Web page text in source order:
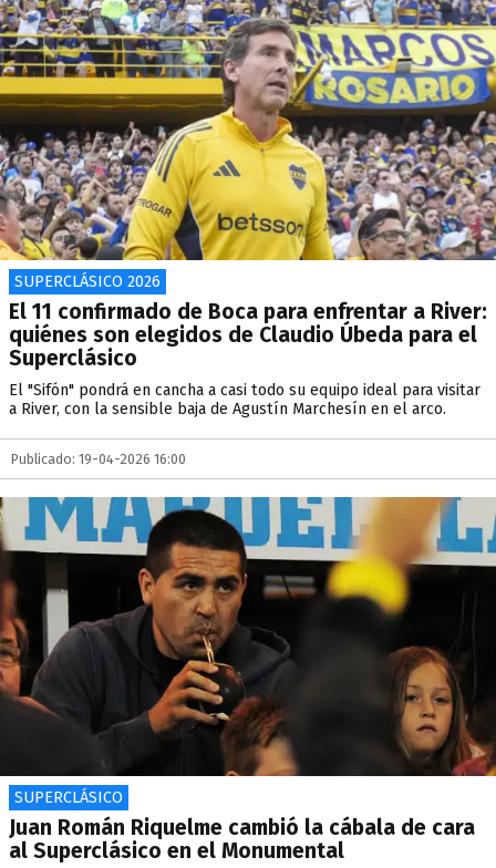
SUPERCLÁSICO 2026
El 11 confirmado de Boca para enfrentar a River:
quiénes son elegidos de Claudio Úbeda para el
Superclásico
El "Sifón" pondrá en cancha a casi todo su equipo ideal para visitar
a River, con la sensible baja de Agustín Marchesín en el arco.
Publicado: 19-04-2026 16:00
SUPERCLÁSICO
Juan Román Riquelme cambió la cábala de cara
al Superclásico en el Monumental